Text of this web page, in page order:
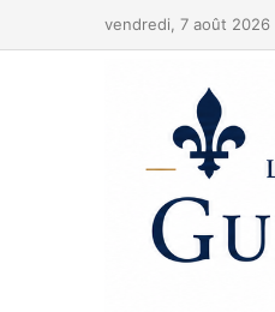
vendredi, 7 août 2026